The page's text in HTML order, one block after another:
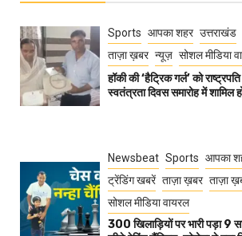
Sports आपका शहर उत्तराखंड
ताज़ा ख़बर न्यूज़ सोशल मीडिया
हॉकी की ‘हैट्रिक गर्ल’ को
स्वतंत्रता दिवस समारोह में शामिल
Newsbeat Sports आपका
ट्रेंडिंग खबरें ताज़ा ख़बर ताज़ा
सोशल मीडिया वायरल
300 खिलाड़ियों पर भारी पड़ा 9